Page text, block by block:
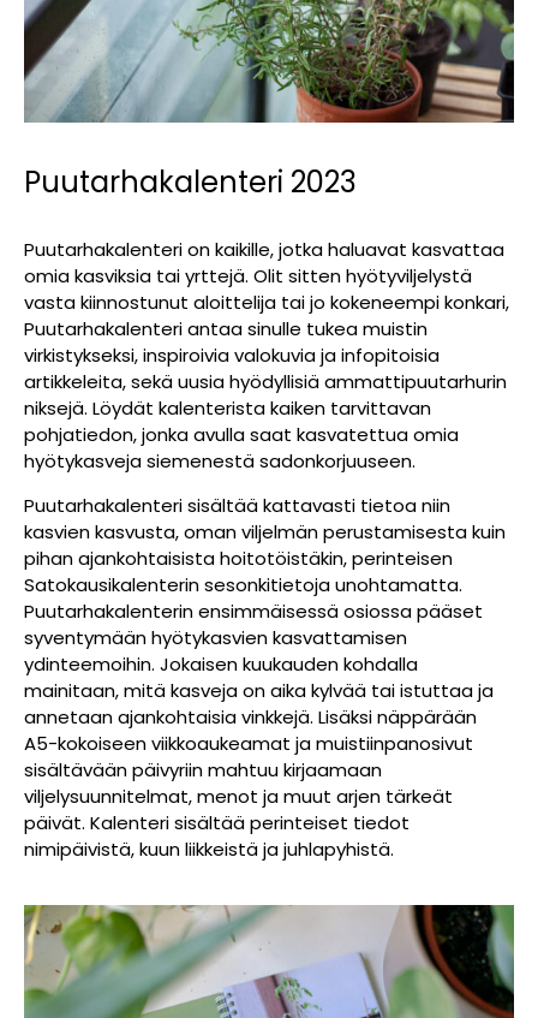
Puutarhakalenteri 2023
Puutarhakalenteri on kaikille, jotka haluavat kasvattaa
omia kasviksia tai yrttejä. Olit sitten hyötyviljelystä
vasta kiinnostunut aloittelija tai jo kokeneempi konkari,
Puutarhakalenteri antaa sinulle tukea muistin
virkistykseksi, inspiroivia valokuvia ja infopitoisia
artikkeleita, sekä uusia hyödyllisiä ammattipuutarhurin
niksejä. Löydät kalenterista kaiken tarvittavan
pohjatiedon, jonka avulla saat kasvatettua omia
hyötykasveja siemenestä sadonkorjuuseen.
Puutarhakalenteri sisältää kattavasti tietoa niin
kasvien kasvusta, oman viljelmän perustamisesta kuin
pihan ajankohtaisista hoitotöistäkin, perinteisen
Satokausikalenterin sesonkitietoja unohtamatta.
Puutarhakalenterin ensimmäisessä osiossa pääset
syventymään hyötykasvien kasvattamisen
ydinteemoihin. Jokaisen kuukauden kohdalla
mainitaan, mitä kasveja on aika kylvää tai istuttaa ja
annetaan ajankohtaisia vinkkejä. Lisäksi näppärään
A5-kokoiseen viikkoaukeamat ja muistiinpanosivut
sisältävään päivyriin mahtuu kirjaamaan
viljelysuunnitelmat, menot ja muut arjen tärkeät
päivät. Kalenteri sisältää perinteiset tiedot
nimipäivistä, kuun liikkeistä ja juhlapyhistä.